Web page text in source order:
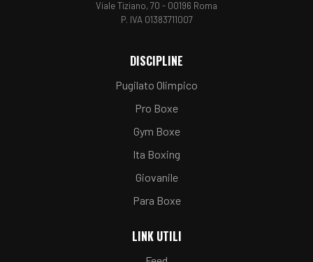
Viale Tiziano, 70 - 00196 Roma
P. IVA 01383711007
DISCIPLINE
Pugilato Olimpico
Pro Boxe
Gym Boxe
Ita Boxing
Giovanile
Para Boxe
LINK UTILI